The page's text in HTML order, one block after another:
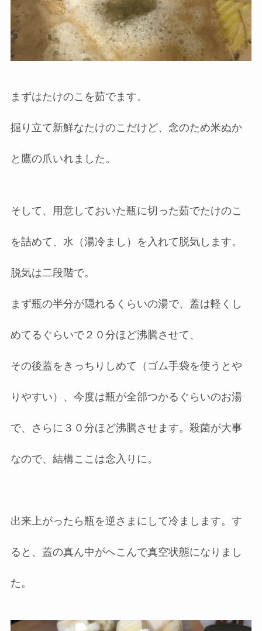
まずはたけのこを茹でます。
掘り立て新鮮なたけのこだけど、念のため米ぬか
と鷹の爪いれました。
そして、用意しておいた瓶に切った茹でたけのこ
を詰めて、水（湯冷まし）を入れて脱気します。
脱気は二段階で。
まず瓶の半分が隠れるくらいの湯で、蓋は軽くし
めてるぐらいで２０分ほど沸騰させて、
その後蓋をきっちりしめて（ゴム手袋を使うとや
りやすい）、今度は瓶が全部つかるぐらいのお湯
で、さらに３０分ほど沸騰させます。殺菌が大事
なので、結構ここは念入りに。
出来上がったら瓶を逆さまにして冷まします。す
ると、蓋の真ん中がへこんで真空状態になりまし
た。